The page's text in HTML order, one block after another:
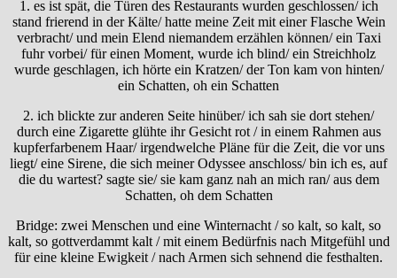
1. es ist spät, die Türen des Restaurants wurden geschlossen/ ich
stand frierend in der Kälte/ hatte meine Zeit mit einer Flasche Wein
verbracht/ und mein Elend niemandem erzählen können/ ein Taxi
fuhr vorbei/ für einen Moment, wurde ich blind/ ein Streichholz
wurde geschlagen, ich hörte ein Kratzen/ der Ton kam von hinten/
ein Schatten, oh ein Schatten
2. ich blickte zur anderen Seite hinüber/ ich sah sie dort stehen/
durch eine Zigarette glühte ihr Gesicht rot / in einem Rahmen aus
kupferfarbenem Haar/ irgendwelche Pläne für die Zeit, die vor uns
liegt/ eine Sirene, die sich meiner Odyssee anschloss/ bin ich es, auf
die du wartest? sagte sie/ sie kam ganz nah an mich ran/ aus dem
Schatten, oh dem Schatten
Bridge: zwei Menschen und eine Winternacht / so kalt, so kalt, so
kalt, so gottverdammt kalt / mit einem Bedürfnis nach Mitgefühl und
für eine kleine Ewigkeit / nach Armen sich sehnend die festhalten.